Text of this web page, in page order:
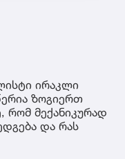
ირაკლი
ზოგიერთ
რომ მექანიკურად
და რას